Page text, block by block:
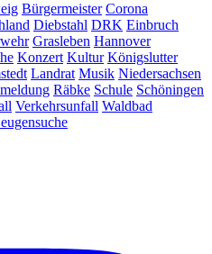
Bürgermeister Corona
Diebstahl DRK Einbruch
Grasleben Hannover
Konzert Kultur Königslutter
Landrat Musik Niedersachsen
Räbke Schule Schöningen
Verkehrsunfall Waldbad